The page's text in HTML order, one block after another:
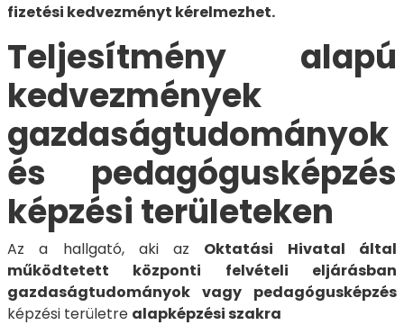
fizetési kedvezményt kérelmezhet.
Teljesítmény alapú
kedvezmények
gazdaságtudományok
és pedagógusképzés
képzési területeken
Az a hallgató, aki az Oktatási Hivatal által
működtetett központi felvételi eljárásban
gazdaságtudományok vagy pedagógusképzés
képzési területre alapképzési szakra